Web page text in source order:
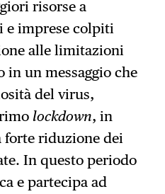
risorse a
e imprese colpiti
alle limitazioni
in un messaggio che
del virus,
lockdown, in
forte riduzione dei
In questo periodo
e partecipa ad